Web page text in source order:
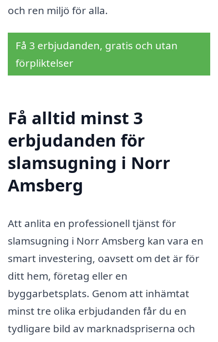
och ren miljö för alla.
Få 3 erbjudanden, gratis och utan
förpliktelser
Få alltid minst 3
erbjudanden för
slamsugning i Norr
Amsberg
Att anlita en professionell tjänst för
slamsugning i Norr Amsberg kan vara en
smart investering, oavsett om det är för
ditt hem, företag eller en
byggarbetsplats. Genom att inhämtat
minst tre olika erbjudanden får du en
tydligare bild av marknadspriserna och